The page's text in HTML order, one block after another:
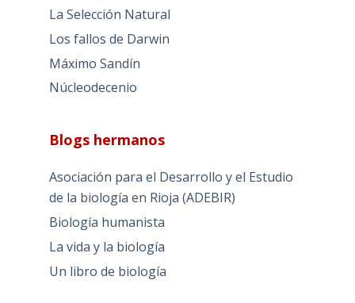
La Selección Natural
Los fallos de Darwin
Máximo Sandín
Núcleodecenio
Blogs hermanos
Asociación para el Desarrollo y el Estudio
de la biología en Rioja (ADEBIR)
Biología humanista
La vida y la biología
Un libro de biología